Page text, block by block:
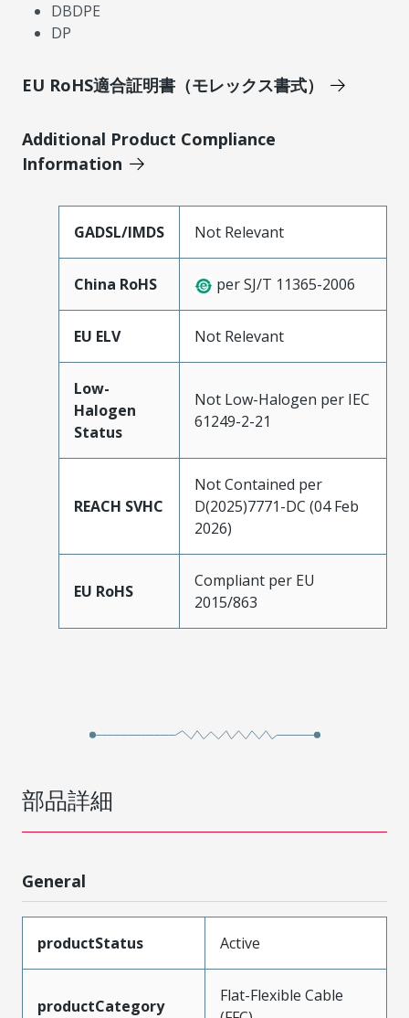
DBDPE
DP
EU RoHS適合証明書（モレックス書式）
Additional Product Compliance
Information
GADSL/IMDS Not Relevant
China RoHS per SJ/T 11365-2006
EU ELV Not Relevant
Low-
Halogen
Status
Not Low-Halogen per IEC
61249-2-21
REACH SVHC
Not Contained per
D(2025)7771-DC (04 Feb
2026)
EU RoHS
Compliant per EU
2015/863
部品詳細
General
productStatus Active
productCategory
Flat-Flexible Cable